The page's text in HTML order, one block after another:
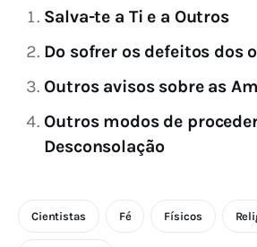
Salva-te a Ti e a Outros
Do sofrer os defeitos dos
Outros avisos sobre as
Outros modos de
Desconsolação
Cientistas Fé Físicos